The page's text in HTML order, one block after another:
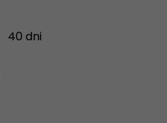
40 dni